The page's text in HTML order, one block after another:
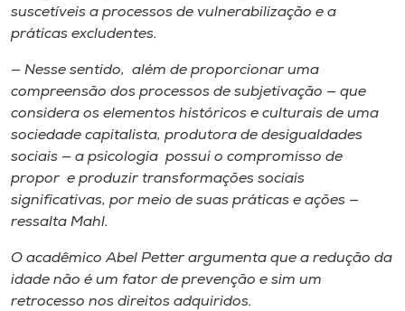
suscetíveis a processos de vulnerabilização e a
práticas excludentes.
— Nesse sentido, além de proporcionar uma
compreensão dos processos de subjetivação — que
considera os elementos históricos e culturais de uma
sociedade capitalista, produtora de desigualdades
sociais — a psicologia possui o compromisso de
propor e produzir transformações sociais
significativas, por meio de suas práticas e ações —
ressalta Mahl.
O acadêmico Abel Petter argumenta que a redução da
idade não é um fator de prevenção e sim um
retrocesso nos direitos adquiridos.